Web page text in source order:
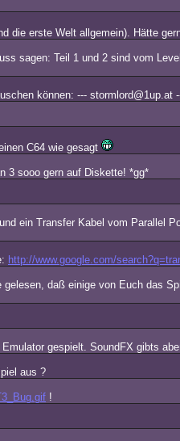
die erste Welt allgemein). Hätte
sagen: Teil 1 und 2 sind vom
können: --- stormlord@1up.at
C64 wie gesagt
3 sooo gern auf Diskette! *gg*
ein Transfer Kabel vom Parallel
http://www.google.com/
daß einige von Euch das
gespielt. SoundFX gibts
aus ?
!